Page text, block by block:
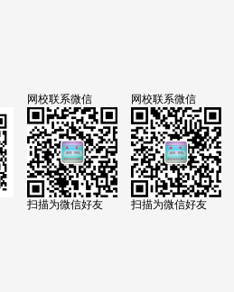
网校联系微信
扫描为微信好友
网校联系微信
扫描为微信好友